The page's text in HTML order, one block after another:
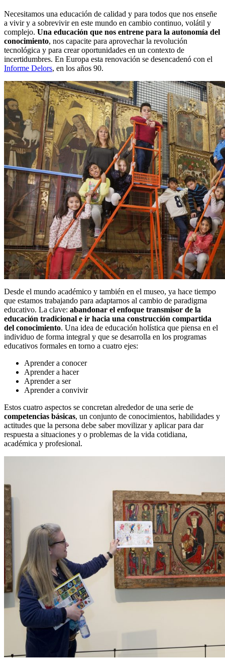
Necesitamos una educación de calidad y para todos que nos enseñe
a vivir y a sobrevivir en este mundo en cambio continuo, volátil y
complejo. Una educación que nos entrene para la autonomía del
conocimiento, nos capacite para aprovechar la revolución
tecnológica y para crear oportunidades en un contexto de
incertidumbres. En Europa esta renovación se desencadenó con el
Informe Delors, en los años 90.
Desde el mundo académico y también en el museo, ya hace tiempo
que estamos trabajando para adaptarnos al cambio de paradigma
educativo. La clave: abandonar el enfoque transmisor de la
educación tradicional e ir hacia una construcción compartida
del conocimiento. Una idea de educación holística que piensa en el
individuo de forma integral y que se desarrolla en los programas
educativos formales en torno a cuatro ejes:
Aprender a conocer
Aprender a hacer
Aprender a ser
Aprender a convivir
Estos cuatro aspectos se concretan alrededor de una serie de
competencias básicas, un conjunto de conocimientos, habilidades y
actitudes que la persona debe saber movilizar y aplicar para dar
respuesta a situaciones y o problemas de la vida cotidiana,
académica y profesional.